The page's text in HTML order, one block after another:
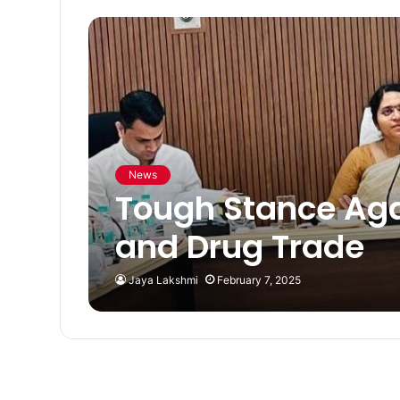
News
Tough Stance
and Drug Trade
Jaya Lakshmi February 7, 2025